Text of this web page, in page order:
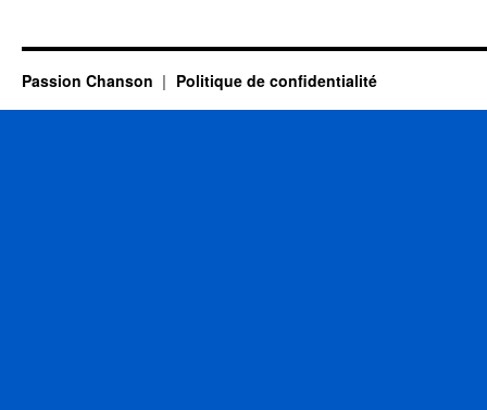
Passion Chanson Politique de confidentialité